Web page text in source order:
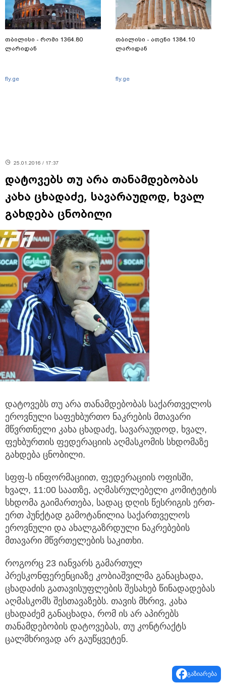
თბილისი - რომი 1364.80
ლარიდან
fly.ge
თბილისი - ათენი 1384.10
ლარიდან
fly.ge
25.01.2016 / 17:37
დატოვებს თუ არა თანამდებობას
კახა ცხადაძე, სავარაუდოდ, ხვალ
გახდება ცნობილი
დატოვებს თუ არა თანამდებობას საქართველოს
ეროვნული საფეხბურთო ნაკრების მთავარი
მწვრთნელი კახა ცხადაძე, სავარაუდოდ, ხვალ,
ფეხბურთის ფედერაციის აღმასკომის სხდომაზე
გახდება ცნობილი.
სფფ-ს ინფორმაციით, ფედერაციის ოფისში,
ხვალ, 11:00 საათზე, აღმასრულებელი კომიტეტის
სხდომა გაიმართება, სადაც დღის წესრიგის ერთ-
ერთ პუნქტად გამოტანილია საქართველოს
ეროვნული და ახალგაზრდული ნაკრებების
მთავარი მწვრთელების საკითხი.
როგორც 23 იანვარს გამართულ
პრესკონფერენციაზე კობიაშვილმა განაცხადა,
ცხადაძის გათავისუფლების შესახებ წინადადებას
აღმასკომს შესთავაზებს. თავის მხრივ, კახა
ცხადაძემ განაცხადა, რომ ის არ აპირებს
თანამდებობის დატოვებას, თუ კონტრაქტს
ცალმხრივად არ გაუწყვეტენ.
გაზიარება